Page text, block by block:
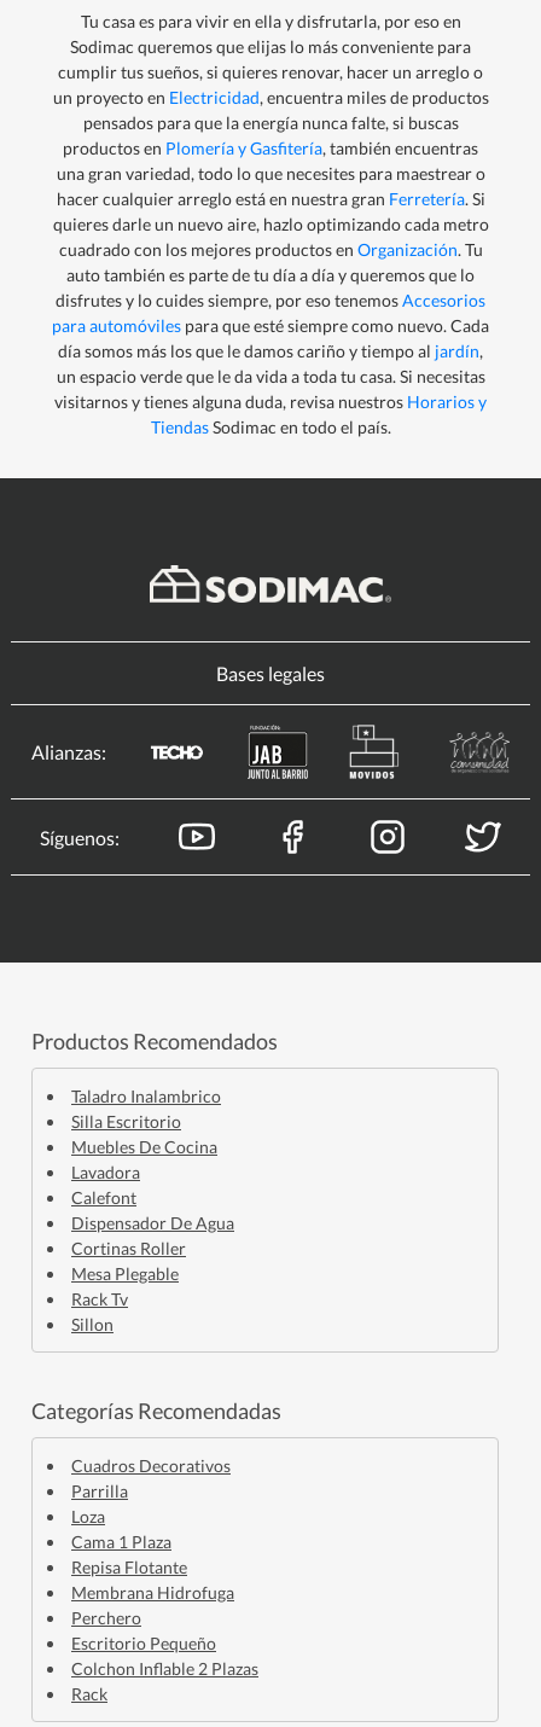
Tu casa es para vivir en ella y disfrutarla, por eso en
Sodimac queremos que elijas lo más conveniente para
cumplir tus sueños, si quieres renovar, hacer un arreglo o
un proyecto en Electricidad, encuentra miles de productos
pensados para que la energía nunca falte, si buscas
productos en Plomería y Gasfitería, también encuentras
una gran variedad, todo lo que necesites para maestrear o
hacer cualquier arreglo está en nuestra gran Ferretería. Si
quieres darle un nuevo aire, hazlo optimizando cada metro
cuadrado con los mejores productos en Organización. Tu
auto también es parte de tu día a día y queremos que lo
disfrutes y lo cuides siempre, por eso tenemosAccesorios
para automóviles para que esté siempre como nuevo. Cada
día somos más los que le damos cariño y tiempo al jardín,
un espacio verde que le da vida a toda tu casa. Si necesitas
visitarnos y tienes alguna duda, revisa nuestros Horarios y
TiendasSodimac en todo el país.
Bases legales
Alianzas:
Síguenos:
Productos Recomendados
Taladro Inalambrico
Silla Escritorio
Muebles De Cocina
Lavadora
Calefont
Dispensador De Agua
Cortinas Roller
Mesa Plegable
Rack Tv
Sillon
Categorías Recomendadas
Cuadros Decorativos
Parrilla
Loza
Cama 1 Plaza
Repisa Flotante
Membrana Hidrofuga
Perchero
Escritorio Pequeño
Colchon Inflable 2 Plazas
Rack